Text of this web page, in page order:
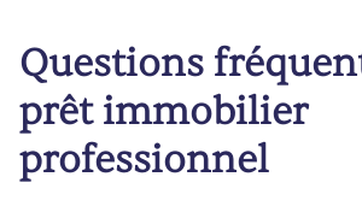
Questions
prêt immobilier
professionnel